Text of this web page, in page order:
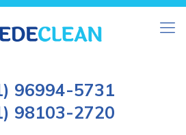
96994-5731
98103-2720